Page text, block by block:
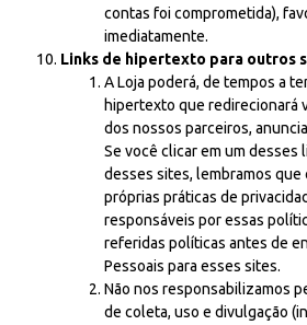
contas foi comprometida),
imediatamente.
Links de hipertexto para outros
A Loja poderá, de tempos a
hipertexto que redirecionará
dos nossos parceiros,
Se você clicar em um desses
desses sites, lembramos que
próprias práticas de
responsáveis por essas
referidas políticas antes de
Pessoais para esses sites.
Não nos responsabilizamos
de coleta, uso e divulgação